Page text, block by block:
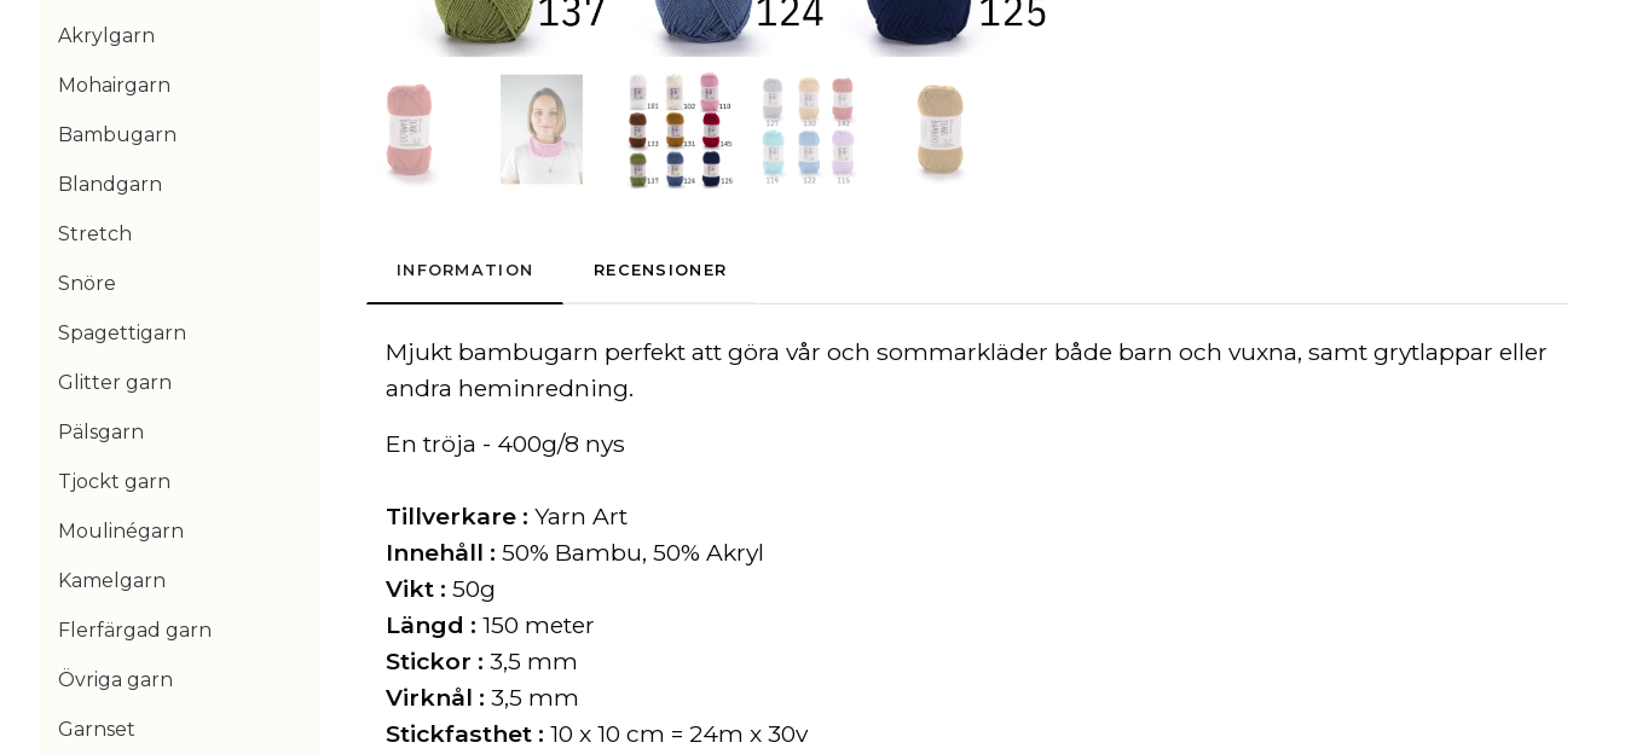
Akrylgarn
Mohairgarn
Bambugarn
Blandgarn
Stretch
Snöre
Spagettigarn
Glitter garn
Pälsgarn
Tjockt garn
Moulinégarn
Kamelgarn
Flerfärgad garn
Övriga garn
Garnset
INFORMATION RECENSIONER
Mjukt bambugarn perfekt att göra vår och sommarkläder både barn och vuxna, samt grytlappar eller
andra heminredning.
En tröja - 400g/8 nys
Tillverkare : Yarn Art
Innehåll : 50% Bambu, 50% Akryl
Vikt : 50g
Längd : 150 meter
Stickor : 3,5 mm
Virknål : 3,5 mm
Stickfasthet : 10 x 10 cm = 24m x 30v